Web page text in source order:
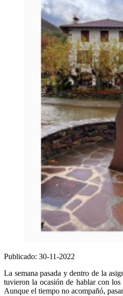
Publicado: 30-11-2022
La semana pasada y dentro de la
tuvieron la ocasión de hablar con
Aunque el tiempo no acompañó,